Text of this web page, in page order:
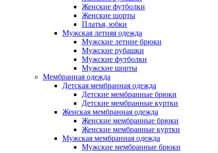
Женские футболки
Женские шорты
Платья, юбки
Мужская летняя одежда
Мужские летние брюки
Мужские рубашки
Мужские футболки
Мужские шорты
Мембранная одежда
Детская мембранная одежда
Детские мембранные брюки
Детские мембранные куртки
Женская мембранная одежда
Женские мембранные брюки
Женские мембранные куртки
Мужская мембранная одежда
Мужские мембранные брюки